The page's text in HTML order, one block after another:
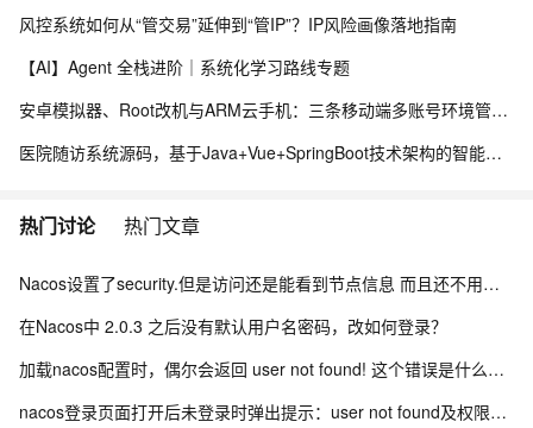
风控系统如何从“管交易”延伸到“管IP”？IP风险画像落地指南
【AI】Agent 全栈进阶｜系统化学习路线专题
安卓模拟器、Root改机与ARM云手机：三条移动端多账号环境管理路径的工程实测手记
医院随访系统源码，基于Java+Vue+SpringBoot技术架构的智能化管理平台
热门讨论 热门文章
Nacos设置了security.但是访问还是能看到节点信息 而且还不用验证身份怎么办？
在Nacos中 2.0.3 之后没有默认用户名密码，改如何登录？
加载nacos配置时，偶尔会返回 user not found! 这个错误是什么引起的？
nacos登录页面打开后未登录时弹出提示：user not found及权限认证失败怎么办？